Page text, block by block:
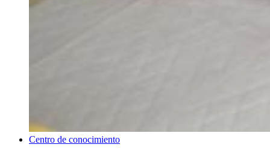
Centro de conocimiento